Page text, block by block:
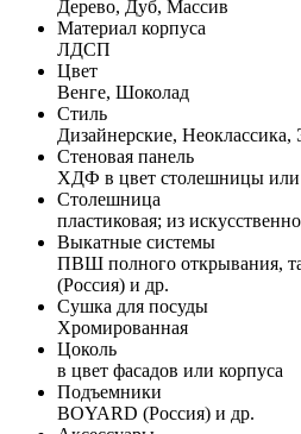
Дерево, Дуб, Массив
Материал корпуса
ЛДСП
Цвет
Венге, Шоколад
Стиль
Дизайнерские,
Стеновая панель
ХДФ в цвет столешницы или
Столешница
пластиковая; из
Выкатные системы
ПВШ полного открывания,
(Россия) и др.
Сушка для посуды
Хромированная
Цоколь
в цвет фасадов или корпуса
Подъемники
BOYARD (Россия) и др.